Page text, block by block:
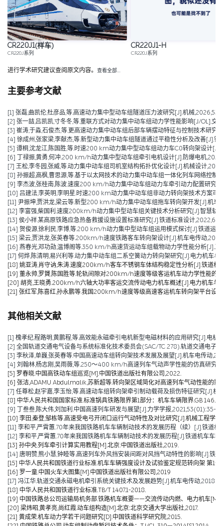
CR220J1(样车)
CR220J系列
CR220J1-H
CR220J系列
进行学术研究建议查阅原文内容。 查看全部…
主要参考文献
[1] 张磊,曲凯伦,杜彦品,等.高速动力集中型动车组隧道压力波研究[J].机械
[2] 张一喆,吕凯凯,寸冬冬,等.重联方式对动力集中动车组动力学性能影响[J/OL].
[3] 崔涛,于淼,石俊杰,等.更高速动力集中动车组后部车辆摆动特征与控制技术研究
[4] 徐成州,张家梁,李献杰,等.新型动力集中动车组隧道通过平稳性分析及改善
[5] 谭桐,沈龙江,陈国胜,等.时速200 km动力集中型动车组动力车C0转向架设计
[6] 丁禄振,黄勇,何冲.200 km/h动力集中型动车组牵引电机设计[J].防爆电机
[7] 王松,李冬园,张威,等.动力集中动车组司机室结构拓扑优化设计[J].机械设计
[8] 孙振超,高枫,曹思源,等.基于以太网技术的动力集中动车组一体化列车网络控
[9] 李杰波,张桂南,陈波.速度200 km/h动力集中动车组动力车牵引动力配置研究
[10] 吕建法,李英明,李明星.时速200 km动力集中动车组非动力转向架技术方案
[11] 尹振坤,贾洪龙,梁云等.新型200 km/h动力集中动车组拖车转向架开发[J].机
[12] 李富强,柴国利.速度200km/h动力集中型动车组关键技术分析研究[J].智慧轨
[13] 侯小祥.某高原铁路应急热备救援设施设置标准研究[J].铁道标准设计
[14] 贺俊源,徐利民,李博,等.200 km/h动力集中型动车组运用模式探讨[J].铁道运
[15] 梁云,贾洪龙,张英春等.200km/h速度铁路客车转向架设计[J].机车电传动
[16] 燕春光,邓功勋,温博阁等.350 km/h高速货运动车组载物动力学性能分析[J].
[17] 何烨,陈清明,易兴利等.动力集中动车组二系空簧动力转向架研究[J].电力机车
[18] 姚亚涛,肖守讷,朱涛.速度200km/h客车不锈钢车体结构稳定性分析[J].铁道
[19] 董永帅,罗贇,陈国胜等.轮轨间隙对200km/h速度等级客运机车动力学性能的
[20] 胡亮,王晓勇.200km/h六轴大功率客运交流传动电力机车概述[J].电力机车与
[21] 张红军,陈喜红,孙永鹏等.我国200km/h速度等级高速客运机车转向架平台设
其他相关文献
[1] 槐孝纪,程路明,黄鹏程,等.高效能永磁牵引电机新型电磁材料的应用研究[J].电
[2] 全国轨道交通电气设备与系统标准化技术委员会(SAC/TC 278).轨道交通电
[3] 李秋泽,单巍,张英春等.中国高速动车组转向架技术发展及展望[J].机车电传动
[4] 刘翰林,杨志刚,吴雨薇,等.250～400 km/h高速列车气动声学性能的仿真研究
[5] 罗春晓.中国高铁动车组巡览[M].中国铁道出版社有限公司,2022.
[6] 张洁,ADAMU Abdulmalik,苏新超等.转向架区域简化对高速列车气动性能的
[7] 任尊松,赵宇嘉,李玉怡,等.高速动车组转向架牵引制动载荷及损伤特征研究[J].机
[8] 中华人民共和国国家标准.标准锅具铁路限界第1部分：机车车辆限界.GB
[9] 丁叁叁,陈大伟,刘加利.中国高速列车研发与展望[J].力学学报,2021,53(01):35-
[10] 李田,秦登,邹栋等.高速受电弓开闭口运行气动特性及对比研究[J].机械工程学
[11] 李和平,严霄蕙.70年来我国铁路机车车辆制动技术的发展历程（续）[J].铁道
[12] 李和平,严霄蕙.70年来我国铁路机车车辆制动技术的发展历程[J].铁道机车车
[13] 孙中央.列车牵引计算实用教程[M].北京:中国铁道出版社,2019.
[14] 唐明赞,熊小慧,钟睦等.高速列车外风挡安装间距对风挡气动特性的影响[J].铁
[15] 中华人民共和国铁道行业标准.机车车辆强度设计及试验鉴定规范转向架 第1
[16] 罗一童.中国火车大图集[M].中国铁道出版社有限公司,2019
[17] 冯江华.轨道交通永磁电机牵引系统关键技术及发展趋势[J].机车电传动
[18] 中华人民共和国铁道行业标准.TB/T 1407.1-2018.
[19] 中国铁路总公司运输局机务部.铁路机车概要——交流传动内燃、电力机车[M].
[20] 梁炜昭,黄孝亮,尚红霞.动车组构造[M].北京:北京交通大学出版社,2017.
[21] 黄成荣.机车动力学若干问题研究[D].中国铁道科学研究院,2015.